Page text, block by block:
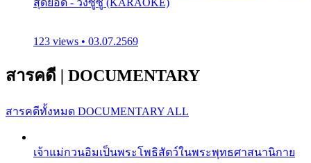
123 views • 03.07.2569
สารคดี | DOCUMENTARY
สารคดีทั้งหมด DOCUMENTARY ALL
เจ้าแม่กวนอิมเป็นพระโพธิสัตว์ในพระพุทธศาสนานิกาย